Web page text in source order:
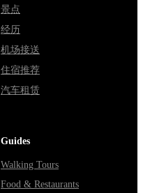
景点
经历
机场接送
住宿推荐
汽车租赁
Guides
Walking Tours
Food & Restaurants